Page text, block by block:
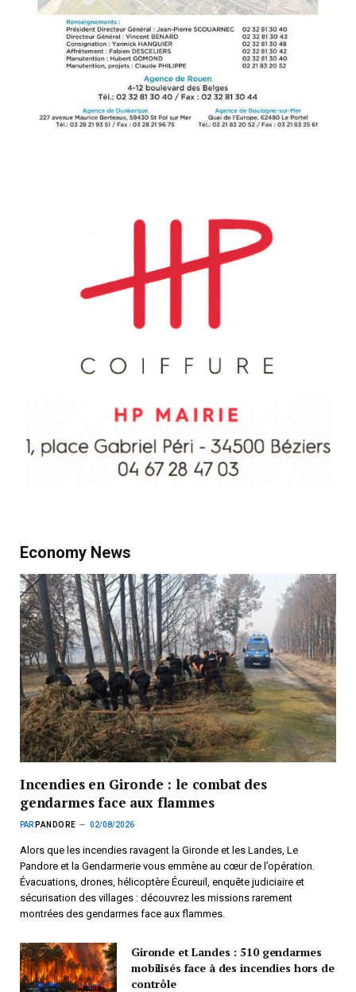
Economy News
Incendies en Gironde : le combat des
gendarmes face aux flammes
PAR PANDORE 02/08/2026
Alors que les incendies ravagent la Gironde et les Landes, Le
Pandore et la Gendarmerie vous emmène au cœur de l’opération.
Évacuations, drones, hélicoptère Écureuil, enquête judiciaire et
sécurisation des villages : découvrez les missions rarement
montrées des gendarmes face aux flammes.
Gironde et Landes : 510 gendarmes
mobilisés face à des incendies hors de
contrôle